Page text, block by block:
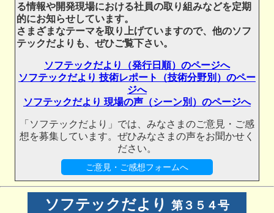
る情報や開発現場における社員の取り組みなどを定期
的にお知らせしています。
さまざまなテーマを取り上げていますので、他のソフ
テックだよりも、ぜひご覧下さい。
ソフテックだより（発行日順）のページへ
ソフテックだより 技術レポート（技術分野別）のペー
ジへ
ソフテックだより 現場の声（シーン別）のページへ
「ソフテックだより」では、みなさまのご意見・ご感
想を募集しています。ぜひみなさまの声をお聞かせく
ださい。
ご意見・ご感想フォームへ
ソフテックだより
第３５４号